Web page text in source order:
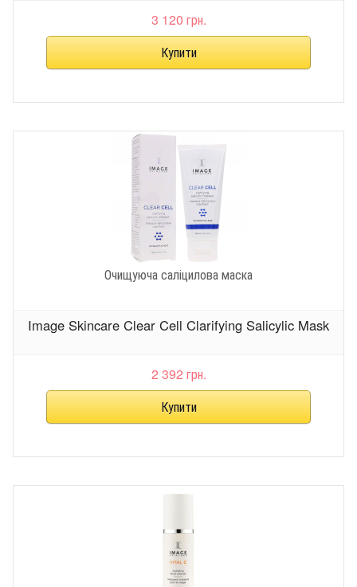
3 120 грн.
Очищуюча саліцилова маска
Image Skincare Clear Cell Clarifying Salicylic Mask
2 392 грн.